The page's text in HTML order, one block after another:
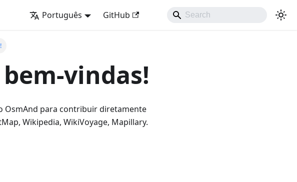
Português GitHub
vindas!
OsmAnd para contribuir diretamente
Wikipedia, WikiVoyage, Mapillary.